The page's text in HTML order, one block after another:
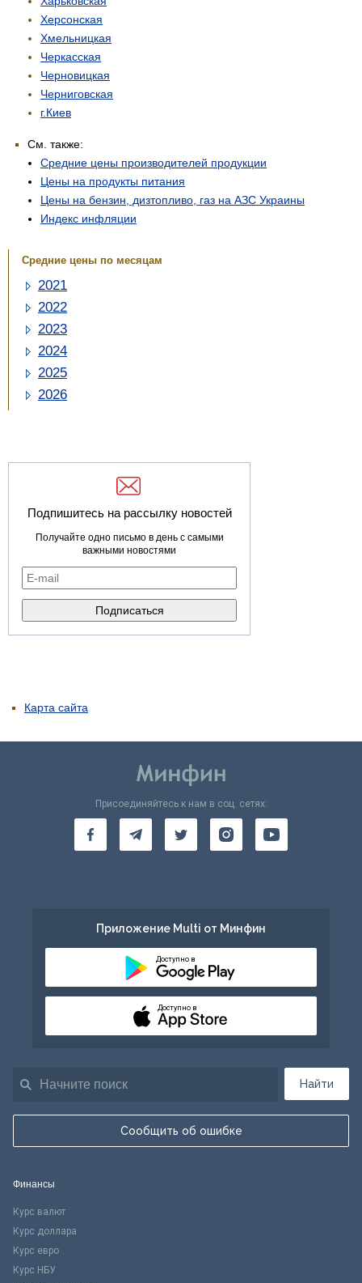
Херсонская
Хмельницкая
Черкасская
Черновицкая
Черниговская
г.Киев
См. также:
Средние цены производителей продукции
Цены на продукты питания
Цены на бензин, дизтопливо, газ на АЗС Украины
Индекс инфляции
Средние цены по месяцам
2021
2022
2023
2024
2025
2026
Подпишитесь на рассылку новостей
Получайте одно письмо в день с самыми
важными новостями
Карта сайта
Найти
Сообщить об ошибке
Присоединяйтесь к нам в соц. сетях:
Приложение Multi от Минфин
Доступно в
Доступно в
Финансы
Курс валют
Курс доллара
Курс евро
Курс НБУ